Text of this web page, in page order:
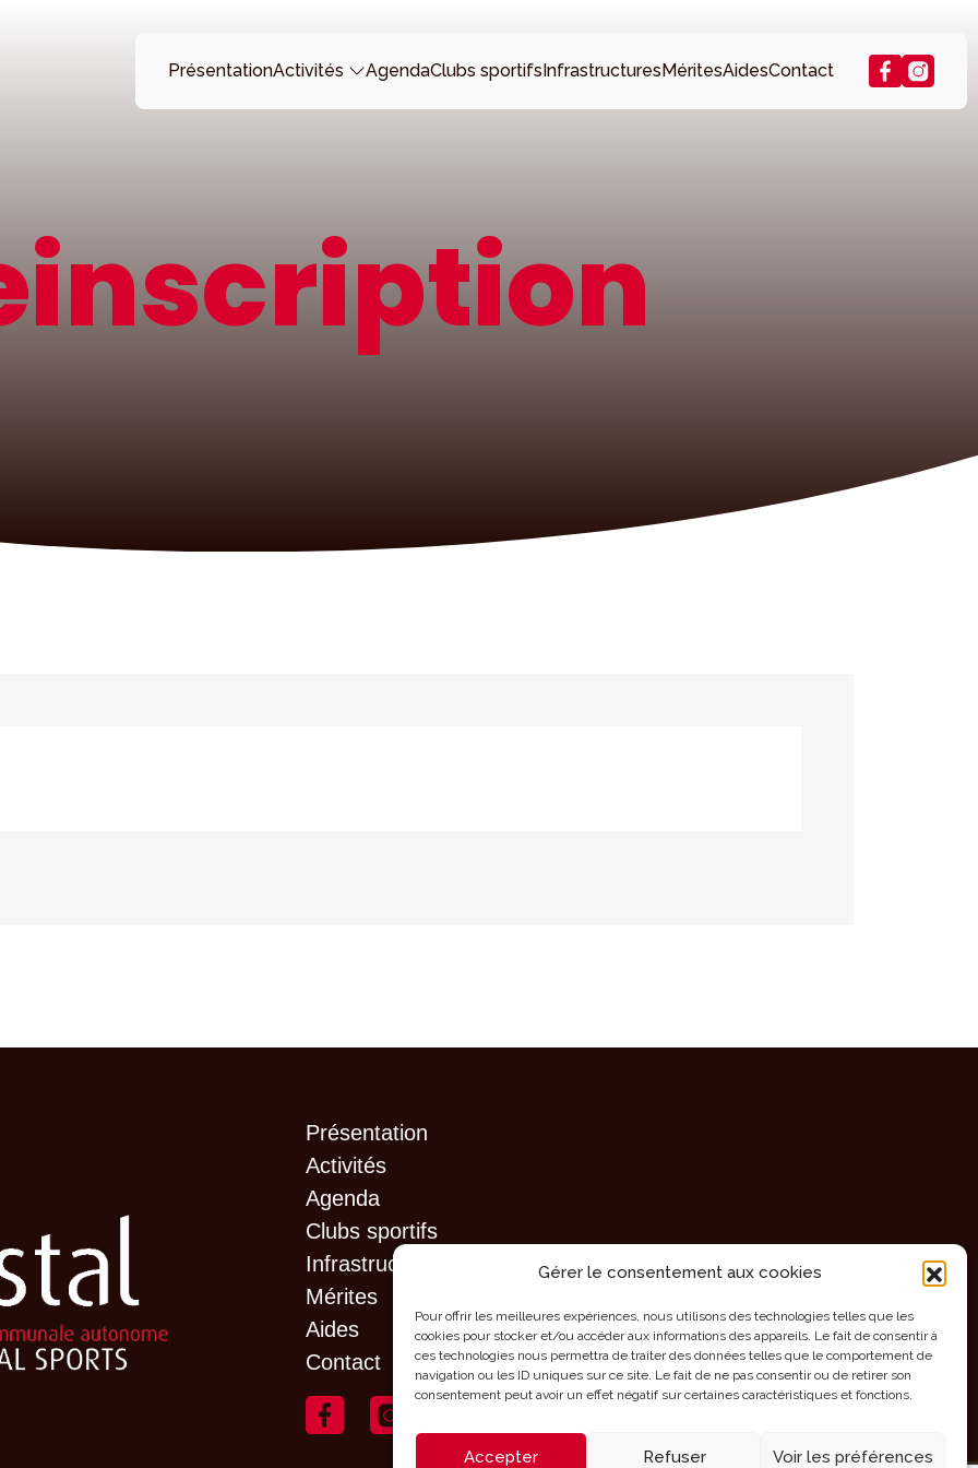
Gérer le consentement aux cookies
Pour offrir les meilleures expériences, nous utilisons des technologies telles que les
cookies pour stocker et/ou accéder aux informations des appareils. Le fait de consentir à
ces technologies nous permettra de traiter des données telles que le comportement de
navigation ou les ID uniques sur ce site. Le fait de ne pas consentir ou de retirer son
consentement peut avoir un effet négatif sur certaines caractéristiques et fonctions.
Accepter Refuser Voir les préférences
PrésentationActivités AgendaClubs sportifsInfrastructuresMéritesAidesContact
Présentation
Activités
Agenda
Clubs sportifs
Infrastructures
Mérites
Aides
Contact